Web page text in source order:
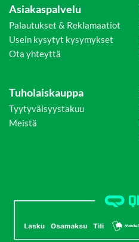
Asiakaspalvelu
Palautukset & Reklamaatiot
Usein kysytyt kysymykset
Ota yhteyttä
Tuholaiskauppa
Tyytyväisyystakuu
Meistä